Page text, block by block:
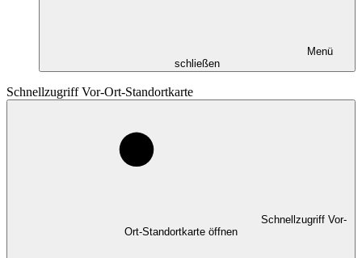
Menü
schließen
Schnellzugriff Vor-Ort-Standortkarte
Schnellzugriff Vor-
Ort-Standortkarte öffnen